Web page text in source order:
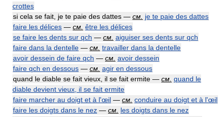
crottes
si cela se fait, je te paie des dattes — см. je te paie des dattes
faire les délices — см. être les délices
se faire les dents sur qch — см. aiguiser ses dents sur qch
faire dans la dentelle — см. travailler dans la dentelle
avoir dessein de faire qch — см. avoir dessein
faire qch en dessous — см. agir en dessous
quand le diable se fait vieux, il se fait ermite — см. quand le
diable devient vieux, il se fait ermite
faire marcher au doigt et à l'œil — см. conduire au doigt et à l'œil
faire les doigts dans le nez — см. les doigts dans le nez